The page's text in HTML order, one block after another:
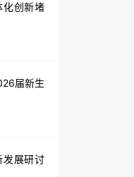
化创新堵
届新生
发展研讨